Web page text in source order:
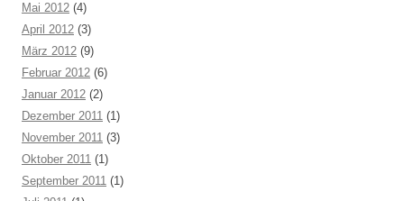
Mai 2012 (4)
April 2012 (3)
März 2012 (9)
Februar 2012 (6)
Januar 2012 (2)
Dezember 2011 (1)
November 2011 (3)
Oktober 2011 (1)
September 2011 (1)